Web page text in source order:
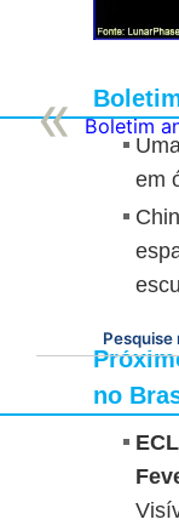
em
no
Boletim
Pesquise